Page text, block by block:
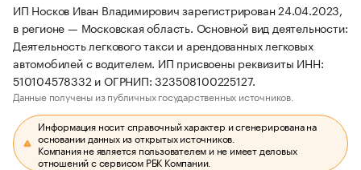
ИП Носков Иван Владимирович зарегистрирован 24.04.2023,
в регионе — Московская область. Основной вид деятельности:
Деятельность легкового такси и арендованных легковых
автомобилей с водителем. ИП присвоены реквизиты ИНН:
510104578332 и ОГРНИП: 323508100225127.
Данные получены из публичных государственных источников.
Информация носит справочный характер и сгенерирована на
основании данных из открытых источников.
Компания не является пользователем и не имеет деловых
отношений с сервисом РБК Компании.